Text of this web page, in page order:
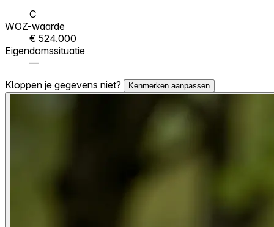
C
WOZ-waarde
€ 524.000
Eigendomssituatie
—
Kloppen je gegevens niet?
Kenmerken aanpassen